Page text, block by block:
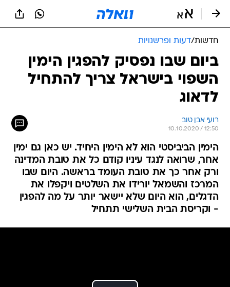
חדשות/דעות ופרשנויות
ביום שבו נפסיק להפגין הימין
השפוי בישראל צריך להתחיל
לדאוג
רועי אבן טוב
10.10.2020 / 12:50
הימין הביביסטי הוא לא הימין היחיד. יש כאן גם ימין
אחר, שרואה לנגד עיניו קודם כל את טובת המדינה
ורק אחר כך את טובת העומד בראשה. היום שבו
המרכז והשמאל יורידו את השלטים ויקפלו את
הדגלים, הוא היום שלא יישאר יותר על מה להפגין
- וקריסת הבית השלישי תתחיל